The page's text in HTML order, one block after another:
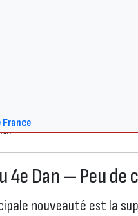
4e Dan — Peu
nouveauté est la